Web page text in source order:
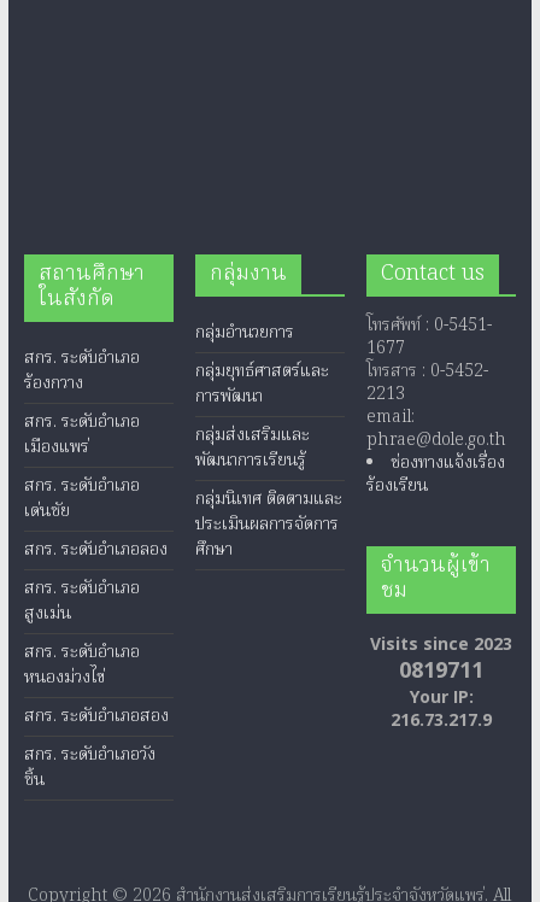
สถานศึกษา
ในสังกัด
สกร. ระดับอำเภอ
ร้องกวาง
สกร. ระดับอำเภอ
เมืองแพร่
สกร. ระดับอำเภอ
เด่นชัย
สกร. ระดับอำเภอลอง
สกร. ระดับอำเภอ
สูงเม่น
สกร. ระดับอำเภอ
หนองม่วงไข่
สกร. ระดับอำเภอสอง
สกร. ระดับอำเภอวัง
ชิ้น
กลุ่มงาน
กลุ่มอำนวยการ
กลุ่มยุทธ์ศาสตร์และ
การพัฒนา
กลุ่มส่งเสริมและ
พัฒนาการเรียนรู้
กลุ่มนิเทศ ติดตามและ
ประเมินผลการจัดการ
ศึกษา
Contact us
โทรศัพท์ : 0-5451-
1677
โทรสาร : 0-5452-
2213
email:
phrae@dole.go.th
ช่องทางแจ้งเรื่อง
ร้องเรียน
จำนวนผู้เข้า
ชม
Visits since 2023
0819711
Your IP:
216.73.217.9
Copyright © 2026 สำนักงานส่งเสริมการเรียนรู้ประจำจังหวัดแพร่. All